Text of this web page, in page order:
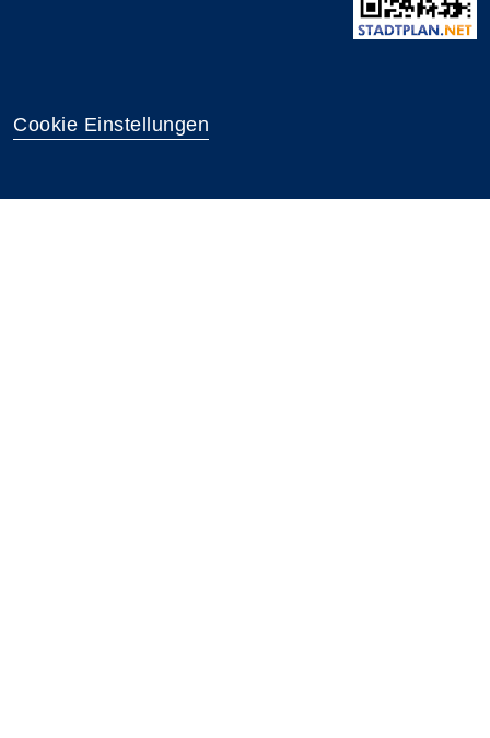
Cookie Einstellungen